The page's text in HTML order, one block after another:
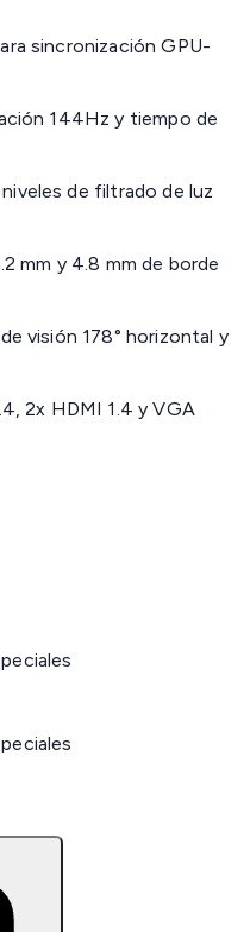
sincronización GPU-
144Hz y tiempo de
de filtrado de luz
mm y 4.8 mm de borde
visión 178° horizontal y
2x HDMI 1.4 y VGA